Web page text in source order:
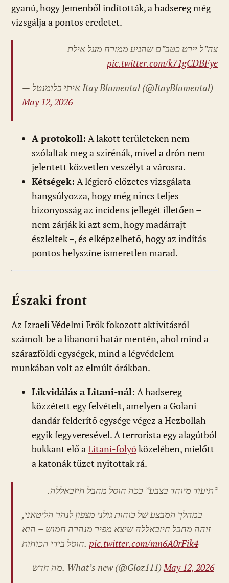
gyanú, hogy Jemenből indították, a hadsereg még
vizsgálja a pontos eredetet.
צה”ל יירט כטב”ם שהגיע ממזרח מעל אילת
pic.twitter.com/k71gCDBFye
Itay Blumental (@ItayBlumental)
May 12, 2026
A protokoll: A lakott területeken nem
szólaltak meg a szirénák, mivel a drón nem
jelentett közvetlen veszélyt a városra.
Kétségek: A légierő előzetes vizsgálata
hangsúlyozza, hogy még nincs teljes
bizonyosság az incidens jellegét illetően –
nem zárják ki azt sem, hogy madárrajt
észleltek –, és elképzelhető, hogy az indítás
pontos helyszíne ismeretlen marad.
Északi front
Az Izraeli Védelmi Erők fokozott aktivitásról
számolt be a libanoni határ mentén, ahol mind a
szárazföldi egységek, mind a légvédelem
munkában volt az elmúlt órákban.
Likvidálás a Litani-nál: A hadsereg
közzétett egy felvételt, amelyen a Golani
dandár felderítő egysége végez a Hezbollah
egyik fegyveresével. A terrorista egy alagútból
bukkant elő aLitani-folyóközelében, mielőtt
a katonák tüzet nyitottak rá.
*תיעוד מיוחד בצבע* ככה חוסל מחבל חיזבאללה.
במהלך המבצע של כוחות גולני מצפון לנהר הליטאני,
זוהה מחבל חיזבאללה שיצא מפיר מנהרה חמוש – הוא
חוסל בידי הכוחות. pic.twitter.com/mn6A0rFik4
— מה חדש. What’s new(@Gloz111)May 12, 2026